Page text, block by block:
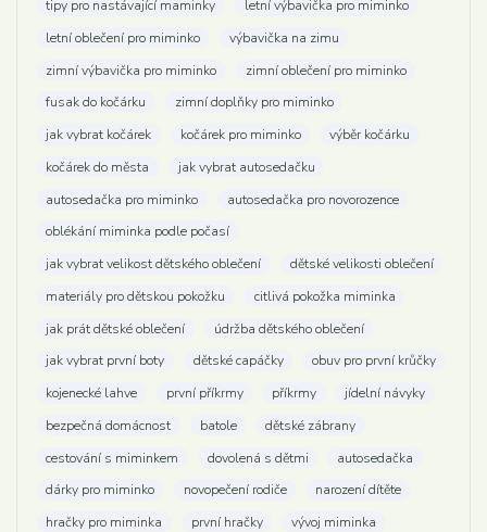
tipy pro nastávající maminky
letní výbavička pro miminko
letní oblečení pro miminko
výbavička na zimu
zimní výbavička pro miminko
zimní oblečení pro miminko
fusak do kočárku
zimní doplňky pro miminko
jak vybrat kočárek
kočárek pro miminko
výběr kočárku
kočárek do města
jak vybrat autosedačku
autosedačka pro miminko
autosedačka pro novorozence
oblékání miminka podle počasí
jak vybrat velikost dětského oblečení
dětské velikosti oblečení
materiály pro dětskou pokožku
citlivá pokožka miminka
jak prát dětské oblečení
údržba dětského oblečení
jak vybrat první boty
dětské capáčky
obuv pro první krůčky
kojenecké lahve
první příkrmy příkrmy
jídelní návyky
bezpečná domácnost
batole
dětské zábrany
cestování s miminkem
dovolená s dětmi
autosedačka
dárky pro miminko
novopečení rodiče
narození dítěte
hračky pro miminka
první hračky
vývoj miminka